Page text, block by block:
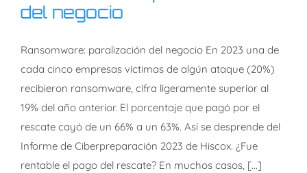
Ransomware: paralización
del negocio
del negocio
Ransomware: paralización del negocio En 2023 una de
cada cinco empresas víctimas de algún ataque (20%)
recibieron ransomware, cifra ligeramente superior al
19% del año anterior. El porcentaje que pagó por el
rescate cayó de un 66% a un 63%. Así se desprende del
Informe de Ciberpreparación 2023 de Hiscox. ¿Fue
rentable el pago del rescate? En muchos casos, [...]